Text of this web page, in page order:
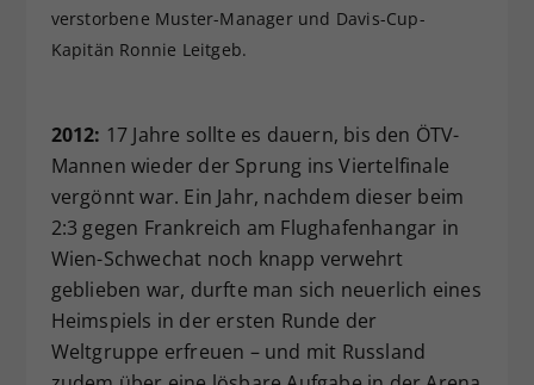
verstorbene Muster-Manager und Davis-Cup-
Kapitän Ronnie Leitgeb.
2012: 17 Jahre sollte es dauern, bis den ÖTV-
Mannen wieder der Sprung ins Viertelfinale
vergönnt war. Ein Jahr, nachdem dieser beim
2:3 gegen Frankreich am Flughafenhangar in
Wien-Schwechat noch knapp verwehrt
geblieben war, durfte man sich neuerlich eines
Heimspiels in der ersten Runde der
Weltgruppe erfreuen – und mit Russland